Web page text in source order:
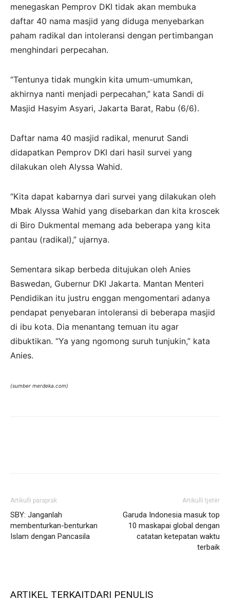
menegaskan Pemprov DKI tidak akan membuka
daftar 40 nama masjid yang diduga menyebarkan
paham radikal dan intoleransi dengan pertimbangan
menghindari perpecahan.
“Tentunya tidak mungkin kita umum-umumkan,
akhirnya nanti menjadi perpecahan,” kata Sandi di
Masjid Hasyim Asyari, Jakarta Barat, Rabu (6/6).
Daftar nama 40 masjid radikal, menurut Sandi
didapatkan Pemprov DKI dari hasil survei yang
dilakukan oleh Alyssa Wahid.
“Kita dapat kabarnya dari survei yang dilakukan oleh
Mbak Alyssa Wahid yang disebarkan dan kita kroscek
di Biro Dukmental memang ada beberapa yang kita
pantau (radikal),” ujarnya.
Sementara sikap berbeda ditujukan oleh Anies
Baswedan, Gubernur DKI Jakarta. Mantan Menteri
Pendidikan itu justru enggan mengomentari adanya
pendapat penyebaran intoleransi di beberapa masjid
di ibu kota. Dia menantang temuan itu agar
dibuktikan. “Ya yang ngomong suruh tunjukin,” kata
Anies.
(sumber merdeka.com)
Artikulli paraprak
SBY: Janganlah
membenturkan-benturkan
Islam dengan Pancasila
Artikulli tjetër
Garuda Indonesia masuk top
10 maskapai global dengan
catatan ketepatan waktu
terbaik
ARTIKEL TERKAITDARI PENULIS